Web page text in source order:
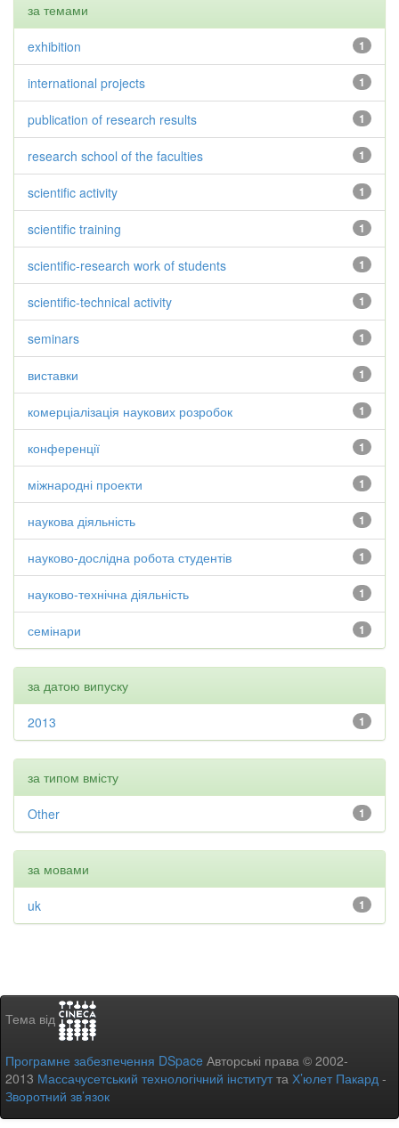
за темами
1
exhibition
1
international projects
1
publication of research results
1
research school of the faculties
1
scientific activity
1
scientific training
1
scientific-research work of students
1
scientific-technical activity
1
seminars
1
виставки
1
комерціалізація наукових розробок
1
конференції
1
міжнародні проекти
1
наукова діяльність
1
науково-дослідна робота студентів
1
науково-технічна діяльність
1
семінари
за датою випуску
1
2013
за типом вмісту
1
Other
за мовами
1
uk
Тема від
Програмне забезпечення DSpace Авторські права © 2002-
2013 Массачусетський технологічний інститутта Х’юлет Пакард -
Зворотний зв’язок